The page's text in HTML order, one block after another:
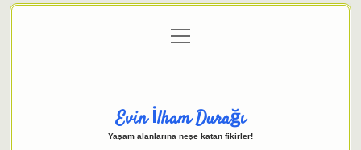
Gizlilik Politikası
menüyü
aç
Evin İlham Durağı
Yaşam alanlarına neşe katan fikirler!